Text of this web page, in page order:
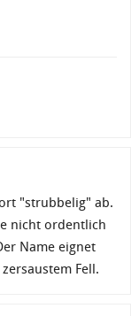
"strubbelig" ab.
nicht ordentlich
Name eignet
Fell.